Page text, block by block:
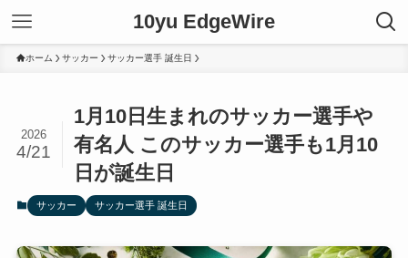
10yu EdgeWire
ホーム サッカー サッカー選手 誕生日
1月10日生まれのサッカー選手や
有名人 このサッカー選手も1月10
日が誕生日
2026
4/21
サッカー サッカー選手 誕生日